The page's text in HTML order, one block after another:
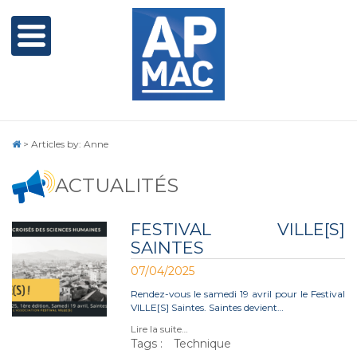
> Articles by: Anne
ACTUALITÉS
FESTIVAL VILLE[S]
SAINTES
07/04/2025
Rendez-vous le samedi 19 avril pour le Festival
VILLE[S] Saintes. Saintes devient…
Lire la suite…
Tags : Technique